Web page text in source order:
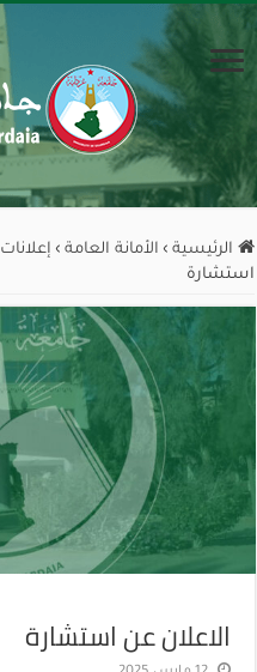
الرئيسية › الأمانة العامة › إعلانات
استشارة
الاعلان عن استشارة